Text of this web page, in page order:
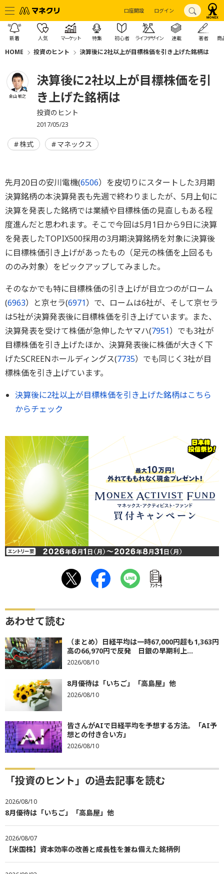
口座開設 ログイン
新着 人気 マーケット 特集 初心者 ライフデザイン 連載 著者 商
HOME 投資のヒント 決算後に2社以上が目標株価を引き上げた銘柄は
金山 敏之
決算後に2社以上が目標株価を引
き上げた銘柄は
投資のヒント
2017/05/23
株式 マネックス
先月20日の安川電機(6506）を皮切りにスタートした3月期
決算銘柄の本決算発表も先週で終わりましたが、5月上旬に
決算を発表した銘柄では業績や目標株価の見直しもある程
度進んだと思われます。そこで今回は5月1日から9日に決算
を発表したTOPIX500採用の3月期決算銘柄を対象に決算後
に目標株価引き上げがあったもの（足元の株価を上回るも
ののみ対象）をピックアップしてみました。
そのなかでも特に目標株価の引き上げが目立つのがローム
(6963）と京セラ(6971）で、ロームは6社が、そして京セラ
は5社が決算発表後に目標株価を引き上げています。また、
決算発表を受けて株価が急伸したヤマハ(7951）でも3社が
目標株価を引き上げたほか、決算発表後に株価が大きく下
げたSCREENホールディングス(7735）でも同じく3社が目
標株価を引き上げています。
決算後に2社以上が目標株価を引き上げた銘柄はこちら
からチェック
ｱﾝｹｰﾄ
あわせて読む
（まとめ）日経平均は一時67,000円超も1,363円
高の66,970円で反発 日銀の早期利上...
2026/08/10
8月優待は「いちご」「高島屋」他
2026/08/10
皆さんがAIで日経平均を予想する方法。「AI予
想との付き合い方」
2026/08/10
「投資のヒント」の過去記事を読む
2026/08/10
8月優待は「いちご」「高島屋」他
2026/08/07
【米国株】資本効率の改善と成長性を兼ね備えた銘柄例